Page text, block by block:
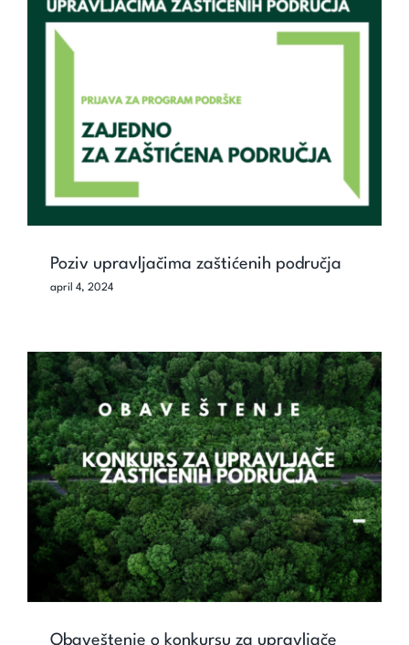
Poziv upravljačima zaštićenih područja
Poziv upravljačima zaštićenih područja
april 4, 2024
Obaveštenje o konkursu za upravljače
zaštićenih područja
Obaveštenje o konkursu za upravljače